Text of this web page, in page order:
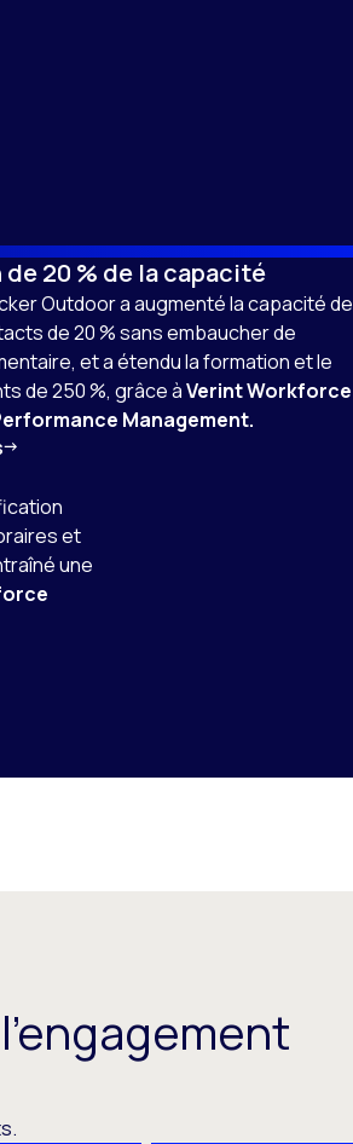
20 % de la capacité
Outdoor a augmenté la capacité de
de 20 % sans embaucher de
et a étendu la formation et le
de 250 %, grâce àVerint Workforce
Management.
et
une